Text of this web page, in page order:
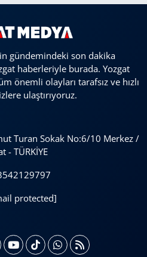
gündemindeki son dakika
haberleriyle burada. Yozgat
önemli olayları tarafsız ve hızlı
ulaştırıyoruz.
Turan Sokak No:6/10 Merkez /
- TÜRKİYE
protected]